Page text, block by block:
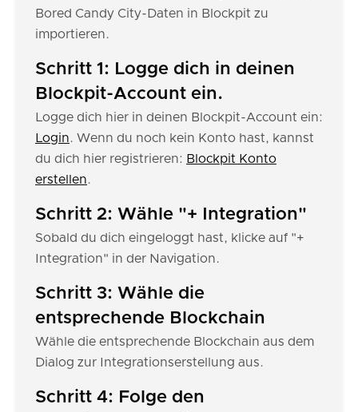
Bored Candy City-Daten in Blockpit zu
importieren.
Schritt 1: Logge dich in deinen
Blockpit-Account ein.
Logge dich hier in deinen Blockpit-Account ein:
Login. Wenn du noch kein Konto hast, kannst
du dich hier registrieren: Blockpit Konto
erstellen.
Schritt 2: Wähle "+ Integration"
Sobald du dich eingeloggt hast, klicke auf "+
Integration" in der Navigation.
Schritt 3: Wähle die
entsprechende Blockchain
Wähle die entsprechende Blockchain aus dem
Dialog zur Integrationserstellung aus.
Schritt 4: Folge den